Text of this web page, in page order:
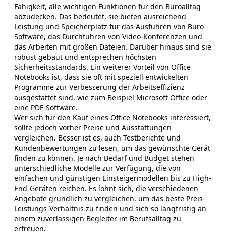
Fähigkeit, alle wichtigen Funktionen für den Büroalltag
abzudecken. Das bedeutet, sie bieten ausreichend
Leistung und Speicherplatz für das Ausführen von Büro-
Software, das Durchführen von Video-Konferenzen und
das Arbeiten mit großen Dateien. Darüber hinaus sind sie
robust gebaut und entsprechen höchsten
Sicherheitsstandards. Ein weiterer Vorteil von Office
Notebooks ist, dass sie oft mit speziell entwickelten
Programme zur Verbesserung der Arbeitseffizienz
ausgestattet sind, wie zum Beispiel Microsoft Office oder
eine PDF-Software.
Wer sich für den Kauf eines Office Notebooks interessiert,
sollte jedoch vorher Preise und Ausstattungen
vergleichen. Besser ist es, auch Testberichte und
Kundenbewertungen zu lesen, um das gewünschte Gerät
finden zu können. Je nach Bedarf und Budget stehen
unterschiedliche Modelle zur Verfügung, die von
einfachen und günstigen Einsteigermodellen bis zu High-
End-Geräten reichen. Es lohnt sich, die verschiedenen
Angebote gründlich zu vergleichen, um das beste Preis-
Leistungs-Verhältnis zu finden und sich so langfristig an
einem zuverlässigen Begleiter im Berufsalltag zu
erfreuen.